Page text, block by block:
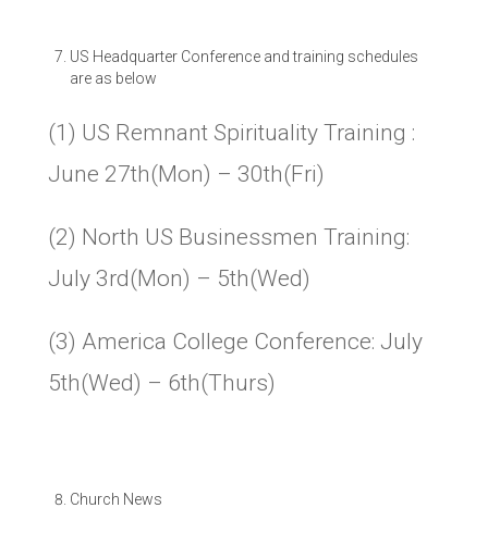
US Headquarter Conference and training schedules
are as below
(1) US Remnant Spirituality Training :
June 27th(Mon) – 30th(Fri)
(2) North US Businessmen Training:
July 3rd(Mon) – 5th(Wed)
(3) America College Conference: July
5th(Wed) – 6th(Thurs)
Church News